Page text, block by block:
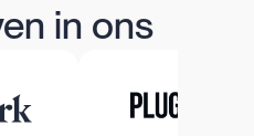
in ons